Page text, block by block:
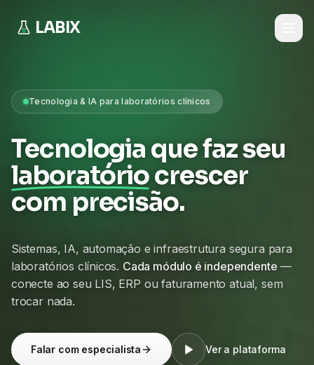
LABIX
Tecnologia & IA para laboratórios clínicos
Tecnologia que faz seu
laboratóriocrescer
com precisão.
Sistemas, IA, automação e infraestrutura segura para
laboratórios clínicos. Cada módulo é independente —
conecte ao seu LIS, ERP ou faturamento atual, sem
trocar nada.
Falar com especialista Ver a plataforma